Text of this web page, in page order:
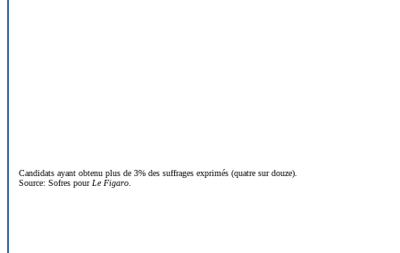
Candidats ayant obtenu plus de 3% des suffrages exprimés (quatre sur douze).
Source: Sofres pour Le Figaro